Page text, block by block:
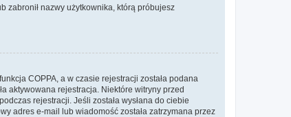
zabronił nazwy użytkownika, którą próbujesz
COPPA, a w czasie rejestracji została podana
aktywowana rejestracja. Niektóre witryny przed
rejestracji. Jeśli została wysłana do ciebie
adres e-mail lub wiadomość została zatrzymana przez